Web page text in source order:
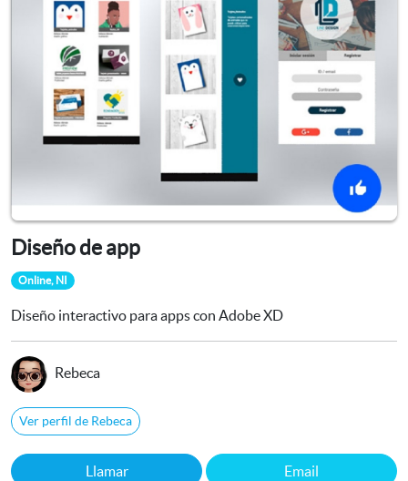
Diseño de app
Online, NI
Diseño interactivo para apps con Adobe XD
Rebeca
Ver perfil de Rebeca
Llamar Email